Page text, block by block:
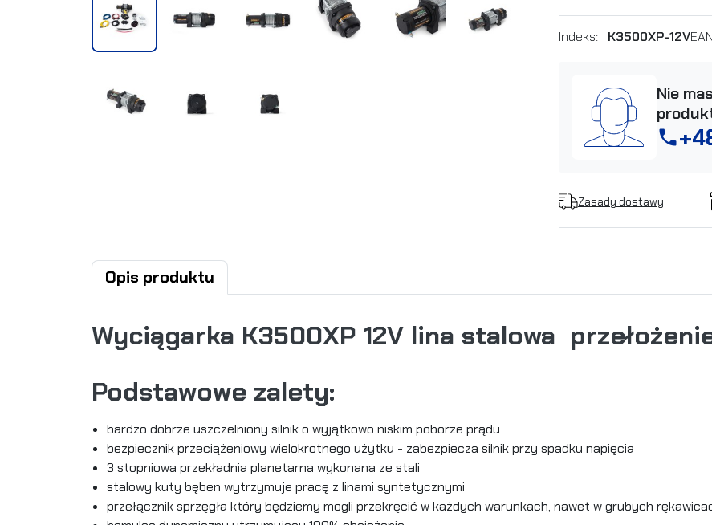
Indeks: K3500XP-12V
Nie
phone
Zasady dostawy
Opis produktu
Wyciągarka K3500XP 12V lina stalowa
Podstawowe zalety:
bardzo dobrze uszczelniony silnik o wyjątkowo niskim poborze prądu
bezpiecznik przeciążeniowy wielokrotnego użytku - zabezpiecza silnik przy spadku napięcia
3 stopniowa przekładnia planetarna wykonana ze stali
stalowy kuty bęben wytrzymuje pracę z linami syntetycznymi
przełącznik sprzęgła który będziemy mogli przekręcić w każdych warunkach, nawet w grubych